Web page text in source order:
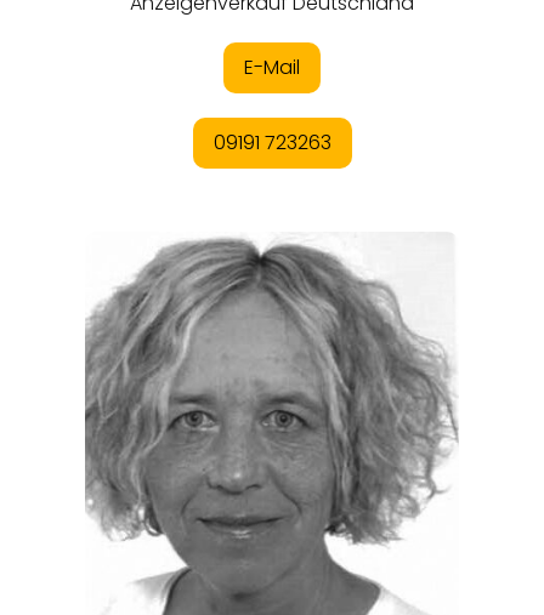
REGIONEN
ORTE
EVENTS
REISEFÜHRER
REISEMAGAZINE
THEMEN
ANGEBOTE